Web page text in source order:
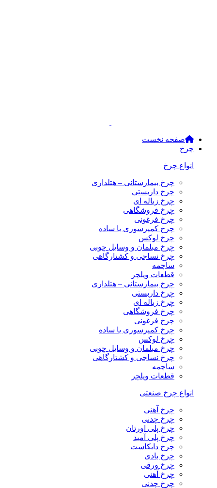
صفحه نخست
چرخ
انواع چرخ
چرخ بیمارستانی – هتلداری
چرخ داربستی
چرخ زباله ای
چرخ فروشگاهی
چرخ فرغونی
چرخ کمپرسوری یا ساده
چرخ لوکس
چرخ مبلمان و وسایل چوبی
چرخ نساجی و کشتارگاهی
ساچمه
قطعات ویلچر
چرخ بیمارستانی – هتلداری
چرخ داربستی
چرخ زباله ای
چرخ فروشگاهی
چرخ فرغونی
چرخ کمپرسوری یا ساده
چرخ لوکس
چرخ مبلمان و وسایل چوبی
چرخ نساجی و کشتارگاهی
ساچمه
قطعات ویلچر
انواع چرخ صنعتی
چرخ آهنی
چرخ چدنی
چرخ پلی اورتان
چرخ پلی آمید
چرخ دایکاست
چرخ بادی
چرخ ورقی
چرخ آهنی
چرخ چدنی